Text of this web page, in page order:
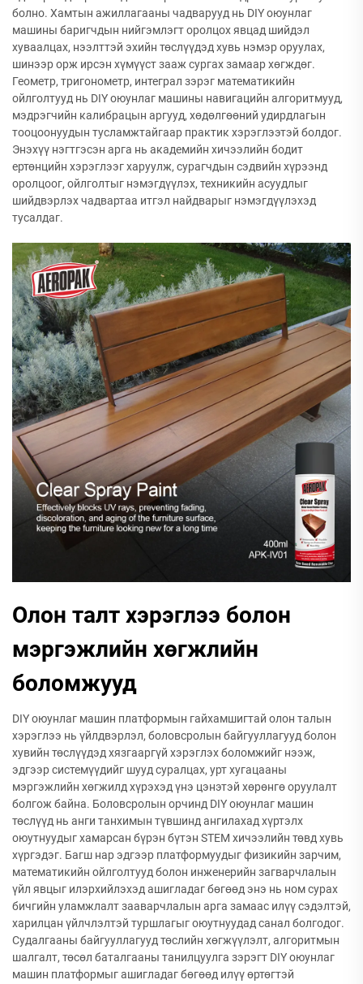
болно. Хамтын ажиллагааны чадварууд нь DIY оюунлаг
машины баригчдын нийгэмлэгт оролцох явцад шийдэл
хуваалцах, нээлттэй эхийн төслүүдэд хувь нэмэр оруулах,
шинээр орж ирсэн хүмүүст зааж сургах замаар хөгждөг.
Геометр, тригонометр, интеграл зэрэг математикийн
ойлголтууд нь DIY оюунлаг машины навигацийн алгоритмууд,
мэдрэгчийн калибрацын аргууд, хөдөлгөөний удирдлагын
тооцоонуудын тусламжтайгаар практик хэрэглээтэй болдог.
Энэхүү нэгтгэсэн арга нь академийн хичээлийн бодит
ертөнцийн хэрэглээг харуулж, сурагчдын сэдвийн хүрээнд
оролцоог, ойлголтыг нэмэгдүүлэх, техникийн асуудлыг
шийдвэрлэх чадвартаа итгэл найдварыг нэмэгдүүлэхэд
тусалдаг.
Олон талт хэрэглээ болон
мэргэжлийн хөгжлийн
боломжууд
DIY оюунлаг машин платформын гайхамшигтай олон талын
хэрэглээ нь үйлдвэрлэл, боловсролын байгууллагууд болон
хувийн төслүүдэд хязгааргүй хэрэглэх боломжийг нээж,
эдгээр системүүдийг шууд суралцах, урт хугацааны
мэргэжлийн хөгжилд хүрэхэд үнэ цэнэтэй хөрөнгө оруулалт
болгож байна. Боловсролын орчинд DIY оюунлаг машин
төслүүд нь анги танхимын түвшинд ангилахад хүртэлх
оюутнуудыг хамарсан бүрэн бүтэн STEM хичээлийн төвд хувь
хүргэдэг. Багш нар эдгээр платформуудыг физикийн зарчим,
математикийн ойлголтууд болон инженерийн загварчлалын
үйл явцыг илэрхийлэхэд ашигладаг бөгөөд энэ нь ном сурах
бичгийн уламжлалт зааварчлалын арга замаас илүү сэдэлтэй,
харилцан үйлчлэлтэй туршлагыг оюутнуудад санал болгодог.
Судалгааны байгууллагууд төслийн хөгжүүлэлт, алгоритмын
шалгалт, төсөл баталгааны танилцуулга зэрэгт DIY оюунлаг
машин платформыг ашигладаг бөгөөд илүү өртөгтэй